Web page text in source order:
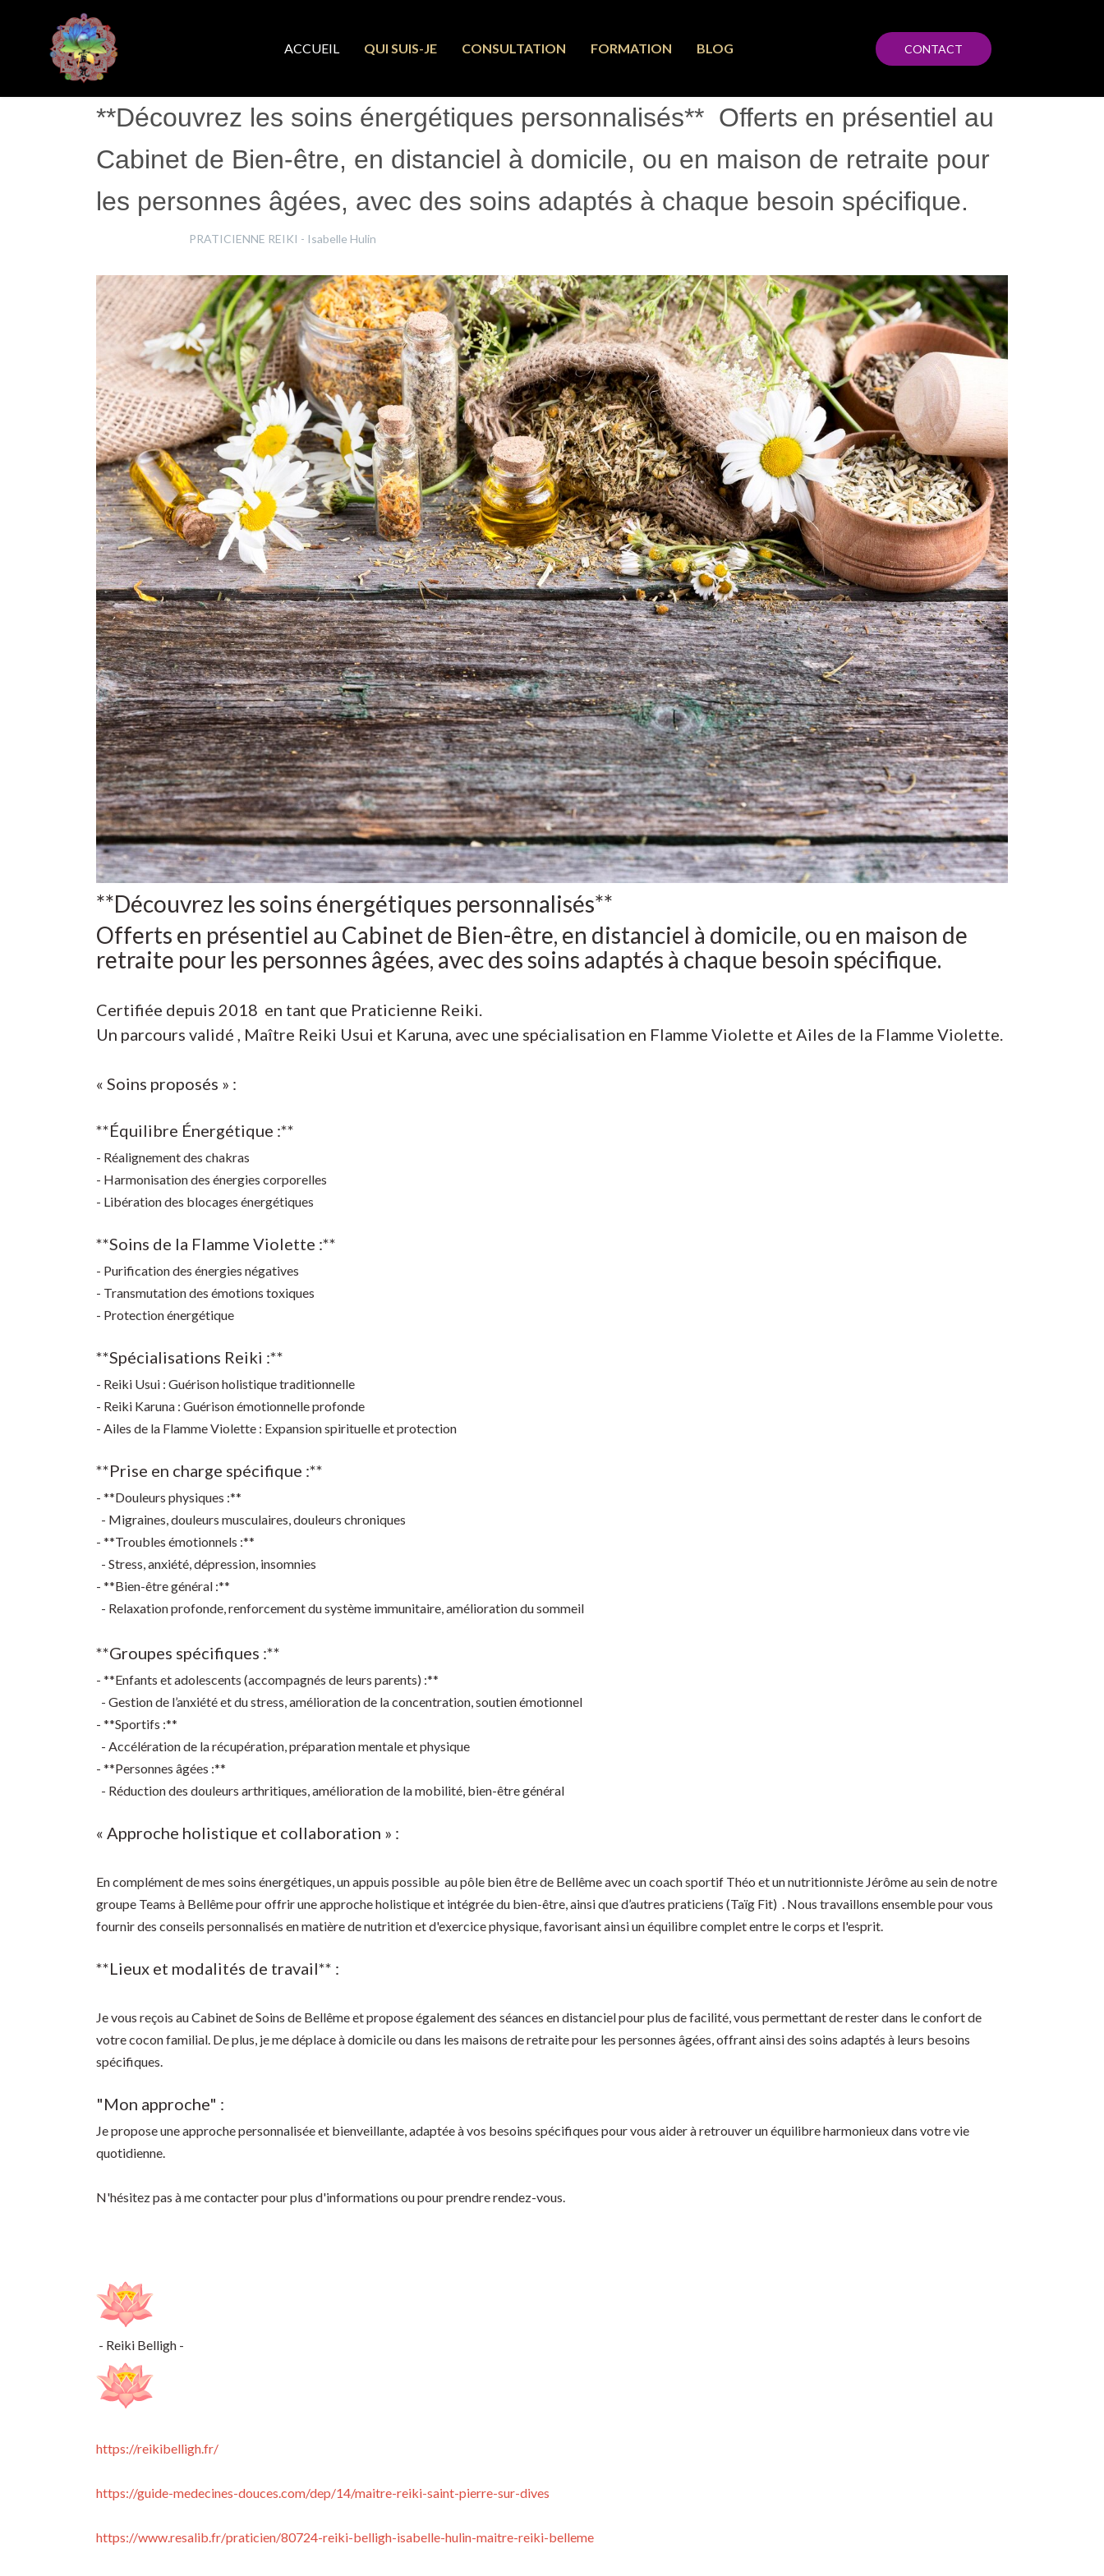
ACCUEIL QUI SUIS-JE CONSULTATION FORMATION BLOG CONTACT
**Découvrez les soins énergétiques personnalisés** Offerts en présentiel au
Cabinet de Bien-être, en distanciel à domicile, ou en maison de retraite pour
les personnes âgées, avec des soins adaptés à chaque besoin spécifique.
PRATICIENNE REIKI - Isabelle Hulin
**Découvrez les soins énergétiques personnalisés**
Offerts en présentiel au Cabinet de Bien-être, en distanciel à domicile, ou en maison de
retraite pour les personnes âgées, avec des soins adaptés à chaque besoin spécifique.
Certifiée depuis 2018 en tant que Praticienne Reiki.
Un parcours validé , Maître Reiki Usui et Karuna, avec une spécialisation en Flamme Violette et Ailes de la Flamme Violette.
« Soins proposés » :
**Équilibre Énergétique :**
- Réalignement des chakras
- Harmonisation des énergies corporelles
- Libération des blocages énergétiques
**Soins de la Flamme Violette :**
- Purification des énergies négatives
- Transmutation des émotions toxiques
- Protection énergétique
**Spécialisations Reiki :**
- Reiki Usui : Guérison holistique traditionnelle
- Reiki Karuna : Guérison émotionnelle profonde
- Ailes de la Flamme Violette : Expansion spirituelle et protection
**Prise en charge spécifique :**
- **Douleurs physiques :**
- Migraines, douleurs musculaires, douleurs chroniques
- **Troubles émotionnels :**
- Stress, anxiété, dépression, insomnies
- **Bien-être général :**
- Relaxation profonde, renforcement du système immunitaire, amélioration du sommeil
**Groupes spécifiques :**
- **Enfants et adolescents (accompagnés de leurs parents) :**
- Gestion de l’anxiété et du stress, amélioration de la concentration, soutien émotionnel
- **Sportifs :**
- Accélération de la récupération, préparation mentale et physique
- **Personnes âgées :**
- Réduction des douleurs arthritiques, amélioration de la mobilité, bien-être général
« Approche holistique et collaboration » :
En complément de mes soins énergétiques, un appuis possible au pôle bien être de Bellême avec un coach sportif Théo et un nutritionniste Jérôme au sein de notre
groupe Teams à Bellême pour offrir une approche holistique et intégrée du bien-être, ainsi que d’autres praticiens (Taïg Fit) . Nous travaillons ensemble pour vous
fournir des conseils personnalisés en matière de nutrition et d'exercice physique, favorisant ainsi un équilibre complet entre le corps et l'esprit.
**Lieux et modalités de travail** :
Je vous reçois au Cabinet de Soins de Bellême et propose également des séances en distanciel pour plus de facilité, vous permettant de rester dans le confort de
votre cocon familial. De plus, je me déplace à domicile ou dans les maisons de retraite pour les personnes âgées, offrant ainsi des soins adaptés à leurs besoins
spécifiques.
"Mon approche" :
Je propose une approche personnalisée et bienveillante, adaptée à vos besoins spécifiques pour vous aider à retrouver un équilibre harmonieux dans votre vie
quotidienne.
N'hésitez pas à me contacter pour plus d'informations ou pour prendre rendez-vous.
- Reiki Belligh -
https://reikibelligh.fr/
https://guide-medecines-douces.com/dep/14/maitre-reiki-saint-pierre-sur-dives
https://www.resalib.fr/praticien/80724-reiki-belligh-isabelle-hulin-maitre-reiki-belleme